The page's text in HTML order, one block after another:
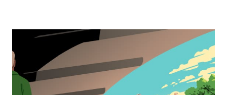
interact
with
the
calendar
and
select
a